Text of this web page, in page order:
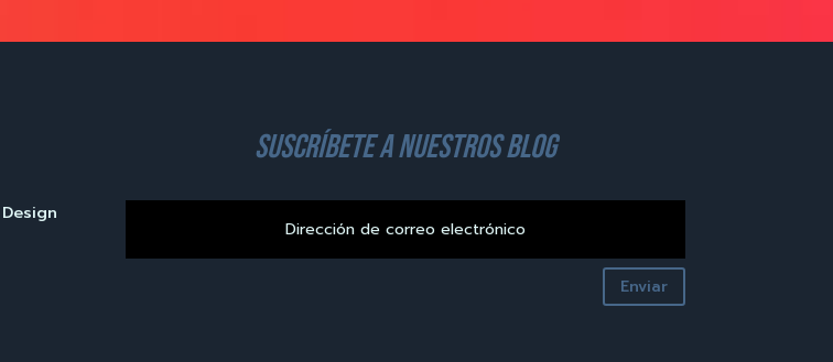
suscríbete a nuestros blog
Enviar